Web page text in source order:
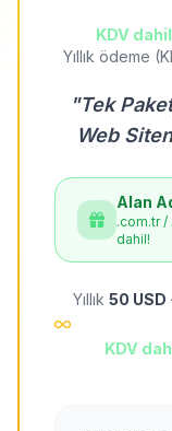
KDV
Yıllık ödeme
"Tek
Web
Alan
.com.tr /
dahil!
Yıllık 50 USD
KDV